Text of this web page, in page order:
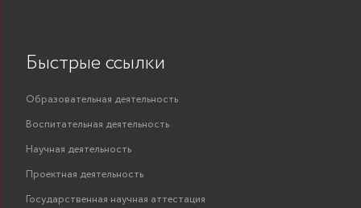
Быстрые ссылки
Образовательная деятельность
Воспитательная деятельность
Научная деятельность
Проектная деятельность
Государственная научная аттестация